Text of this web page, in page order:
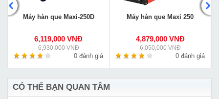
Máy hàn que Maxi-250D
6,119,000 VNĐ
6,930,000 VNĐ
0 đánh giá
Máy hàn que Maxi 250
4,879,000 VNĐ
6,050,000 VNĐ
0 đánh giá
CÓ THỂ BẠN QUAN TÂM